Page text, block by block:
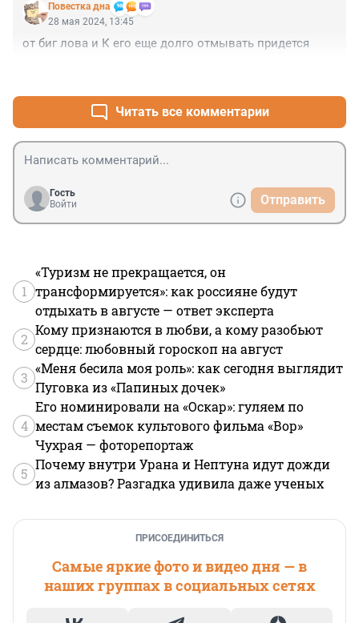
Повестка дна
28 мая 2024, 13:45
от биг лова и К его еще долго отмывать придется
Читать все комментарии
Гость
Войти
Отправить
1
«Туризм не прекращается, он
трансформируется»: как россияне будут
отдыхать в августе — ответ эксперта
2
Кому признаются в любви, а кому разобьют
сердце: любовный гороскоп на август
3
«Меня бесила моя роль»: как сегодня выглядит
Пуговка из «Папиных дочек»
4
Его номинировали на «Оскар»: гуляем по
местам съемок культового фильма «Вор»
Чухрая — фоторепортаж
5
Почему внутри Урана и Нептуна идут дожди
из алмазов? Разгадка удивила даже ученых
ПРИСОЕДИНИТЬСЯ
Самые яркие фото и видео дня — в
наших группах в социальных сетях